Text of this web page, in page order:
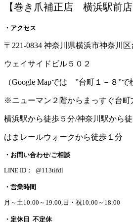
【巻き爪補正店 横浜駅前店
・アクセス
〒221-0834 神奈川県横浜市神奈川区
ウェイサイドビル５０２
（Google Mapでは ”台町１－８”で
※ニューマン２階からまっすぐ台町
横浜駅から徒歩５分/神奈川駅から
はまレールウォークから徒歩１分
・お問い合わせ/ご相談
LINE ID： @113tifdl
・営業時間
月～土10:00～19:00,日・祝10:00～18:00
・定休日 不定休